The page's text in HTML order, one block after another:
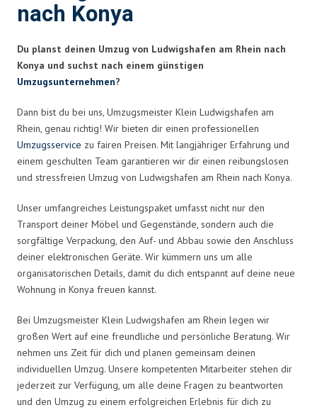
nach Konya
Du planst deinen Umzug von Ludwigshafen am Rhein nach
Konya und suchst nach einem günstigen
Umzugsunternehmen?
Dann bist du bei uns, Umzugsmeister Klein Ludwigshafen am
Rhein, genau richtig! Wir bieten dir einen professionellen
Umzugsservice zu fairen Preisen. Mit langjähriger Erfahrung und
einem geschulten Team garantieren wir dir einen reibungslosen
und stressfreien Umzug von Ludwigshafen am Rhein nach Konya.
Unser umfangreiches Leistungspaket umfasst nicht nur den
Transport deiner Möbel und Gegenstände, sondern auch die
sorgfältige Verpackung, den Auf- und Abbau sowie den Anschluss
deiner elektronischen Geräte. Wir kümmern uns um alle
organisatorischen Details, damit du dich entspannt auf deine neue
Wohnung in Konya freuen kannst.
Bei Umzugsmeister Klein Ludwigshafen am Rhein legen wir
großen Wert auf eine freundliche und persönliche Beratung. Wir
nehmen uns Zeit für dich und planen gemeinsam deinen
individuellen Umzug. Unsere kompetenten Mitarbeiter stehen dir
jederzeit zur Verfügung, um alle deine Fragen zu beantworten
und den Umzug zu einem erfolgreichen Erlebnis für dich zu